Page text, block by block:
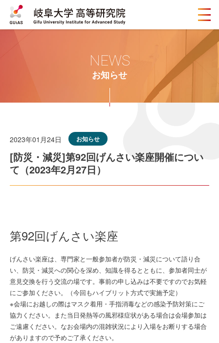
メ
ニ
ュ
ー
ボ
お知らせ
NEWS
2023年01月24日 お知らせ
[防災・減災]第92回げんさい楽座開催につい
て（2023年2月27日）
第92回げんさい楽座
げんさい楽座は、専門家と一般参加者が防災・減災について語り合
い、防災・減災への関心を深め、知識を得るとともに、参加者同士が
意見交換を行う交流の場です。事前の申し込みは不要ですのでお気軽
にご参加ください。（今回もハイブリット方式で実施予定）
※会場にお越しの際はマスク着用・手指消毒などの感染予防対策にご
協力ください。また当日発熱等の風邪様症状がある場合は会場参加は
ご遠慮ください。なお会場内の混雑状況により入場をお断りする場合
がありますので予めご了承ください。